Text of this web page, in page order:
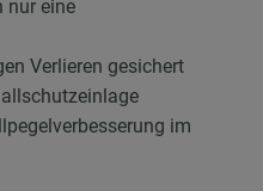
nur eine
Verlieren gesichert
im